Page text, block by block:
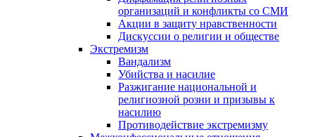
организаций и конфликты со СМИ
Акции в защиту нравственности
Дискуссии о религии и обществе
Экстремизм
Вандализм
Убийства и насилие
Разжигание национальной и
религиозной розни и призывы к
насилию
Противодействие экстремизму